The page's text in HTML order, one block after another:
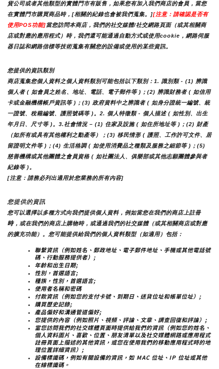
貨公司或者其他類型的實體門市有販售，如果您有加入我們商店的會員，當您
在實體門市購買商品時，[相關的紀錄也會被我們蒐集。][注意：請確認是否有
使用POS功能]當您訪問本商店，我們的社交媒體/社交網路頁面（或其相關商
店或對應的應用程式）時，我們還可能通過自動方式或使用cookie，網路伺服
器日誌和網路信標等技術蒐集有關您的設備或使用的某些資訊。
您提供的資訊類別
商店蒐集您個人資料之個人資料類別可能包括以下類別：1. 識別類 - (1) 辨識
個人者 ( 如會員之姓名、地址、電話、電子郵件等 )；(2) 辨識財務者 ( 如信用
卡或金融機構帳戶資訊等 )；(3) 政府資料中之辨識者 ( 如身分證統一編號、統
一證號、稅籍編號、護照號碼等 )。2. 個人特徵類 - 個人描述 ( 如性別、出生
年月日、尺寸等 )。3.社會情況 – (1) 住家及設施 ( 如住所地址等 )；(2) 財產
（如所有或具有其他權利之動產等）；(3) 移民情形 ( 護照、工作許可文件、居
留證明文件等 )；(4) 生活格調 ( 如使用消費品之種類及服務之細節等 )；(5)
慈善機構或其他團體之會員資格 ( 如社團法人、俱樂部或其他志願團體參與者
紀錄等 )。
[注意：請務必列出適用於您業務的所有內容]
您提供的資訊
您可以選擇以多種方式向我們提供個人資料，例如當您在我們的商店上註冊
時，或在我們的商店上購物時，或通過我們的社交媒體（或其相關商店或對應
的擴充功能）。您可能提供給我們的個人資料類型（如適用）包括：
聯繫資訊（例如姓名、郵政地址、電子郵件地址、手機或其他電話號
碼、行動服務提供者）;
年齡和出生日期;
性別，首選語言;
種族，性別，首選語言;
使用者名稱和密碼
付款資訊（例如您的支付卡號、到期日、送貨位址和帳單位址）;
購買歷史記錄;
產品偏好和溝通管道偏好;
您提供的內容（例如照片、視頻、評論、文章、調查回復和評論）;
當您訪問我們的社交媒體頁面時提供給我們的資訊（例如您的姓名、
個人資料圖片、喜歡、位置、朋友清單以及社交媒體網路或應用程式
註冊頁面上描述的其他資訊，或您在使用我們的移動應用程式時的地
理位置詳細資訊）;
設備標識碼，例如有關設備的資訊，如 MAC 位址、IP 位址或其他
在線標識碼。